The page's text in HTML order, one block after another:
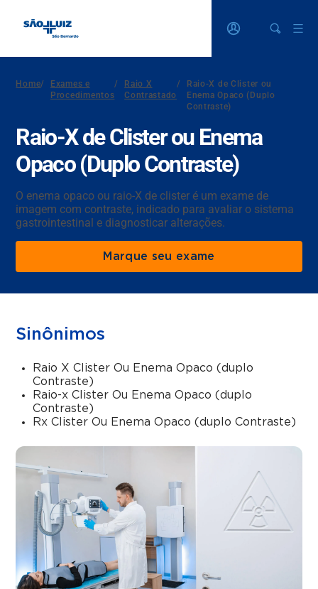
Home/
Exames e
Procedimentos
/
Raio X
Contrastado
/
Raio-X de Clister ou
Enema Opaco (Duplo
Contraste)
Raio-X de Clister ou Enema
Opaco (Duplo Contraste)
O enema opaco ou raio-X de clister é um exame de
imagem com contraste, indicado para avaliar o sistema
gastrointestinal e diagnosticar alterações.
Marque seu exame
Sinônimos
Raio X Clister Ou Enema Opaco (duplo
Contraste)
Raio-x Clister Ou Enema Opaco (duplo
Contraste)
Rx Clister Ou Enema Opaco (duplo Contraste)